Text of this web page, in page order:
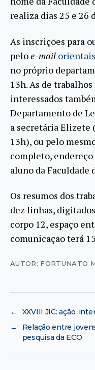
realiza dias 25 e 26
As inscrições para
peloe-mail
no próprio
13h. As de
interessados
Departamento de
a secretária Elizete
13h), ou pelo
completo,
aluno da Faculdade
Os resumos dos
dez linhas,
corpo 12, espaço
comunicação terá
AUTOR: FORTUNATO
←
XXVIII JIC: ação,
→
Relação entre
pesquisa da ECO